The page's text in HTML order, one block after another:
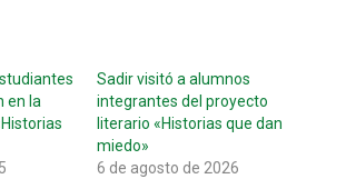
en la
Sadir visitó a alumnos
integrantes del proyecto
literario «Historias que dan
miedo»
6 de agosto de 2026